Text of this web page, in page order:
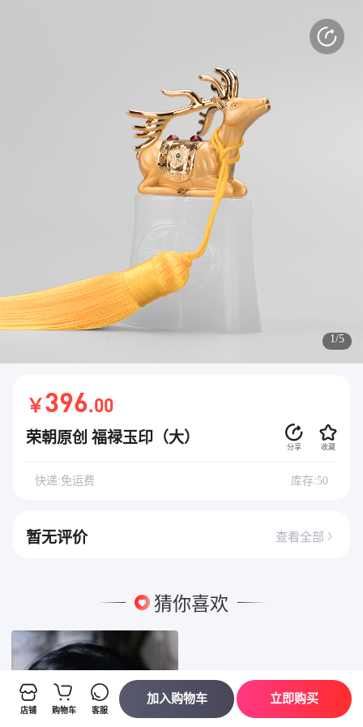
1/5
￥396.00
荣朝原创 福禄玉印（大）
分享 收藏
快递:免运费 库存:50
暂无评价 查看全部
猜你喜欢
店铺 购物车 客服
加入购物车 立即购买